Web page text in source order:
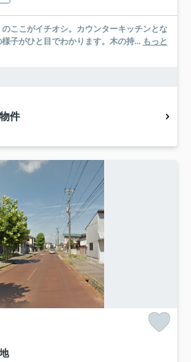
ここがイチオシ。カウンターキッチンとな
子がひと目でわかります。木の持... もっと
件